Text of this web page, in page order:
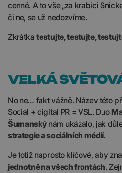
cenné. A to vše „za krabici
či ne, se už nedozvíme.
Zkrátkatestujte, testujte,
VELKÁ
No ne… fakt vážně. Název této
Social + digital PR = VSL. Duo
Šumanskýnám ukázalo, jak
strategie a sociálních médií.
Je totiž naprosto klíčové, aby
jednotně na všech frontách.